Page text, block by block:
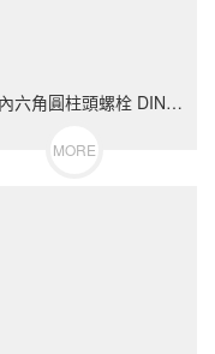
荊州內六角圓柱頭螺栓 DIN912 不銹鋼（304/316）碳鋼 合金鋼
MORE